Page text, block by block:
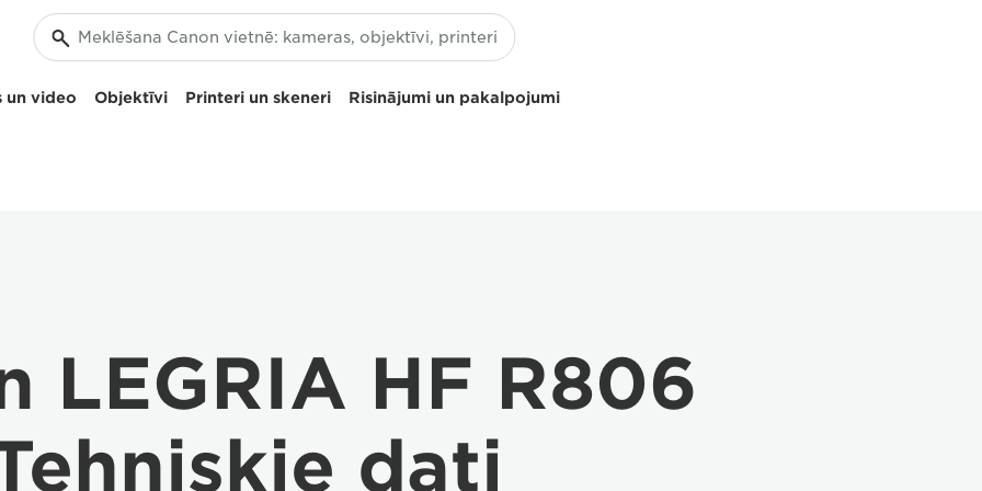
un video Objektīvi Printeri un skeneri Risinājumi un pakalpojumi
LEGRIA HF R806
dati